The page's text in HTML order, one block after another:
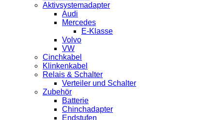
Aktivsystemadapter
Audi
Mercedes
E-Klasse
Volvo
VW
Cinchkabel
Klinkenkabel
Relais & Schalter
Verteiler und Schalter
Zubehör
Batterie
Chinchadapter
Endstufen